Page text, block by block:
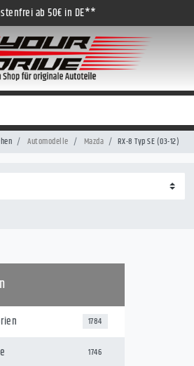
ab 50€ in DE**
Automodelle Mazda RX-8 Typ SE (03-12)
1784
1746